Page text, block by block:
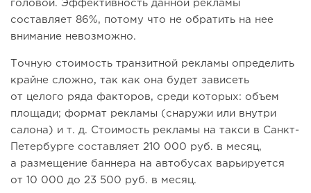
головой. Эффективность данной рекламы
составляет 86%, потому что не обратить на нее
внимание невозможно.
Точную стоимость транзитной рекламы определить
крайне сложно, так как она будет зависеть
от целого ряда факторов, среди которых: объем
площади; формат рекламы (снаружи или внутри
салона) и т. д. Стоимость рекламы на такси в Санкт-
Петербурге составляет 210 000 руб. в месяц,
а размещение баннера на автобусах варьируется
от 10 000 до 23 500 руб. в месяц.